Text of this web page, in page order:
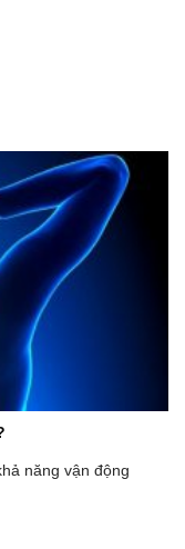
năng vận động